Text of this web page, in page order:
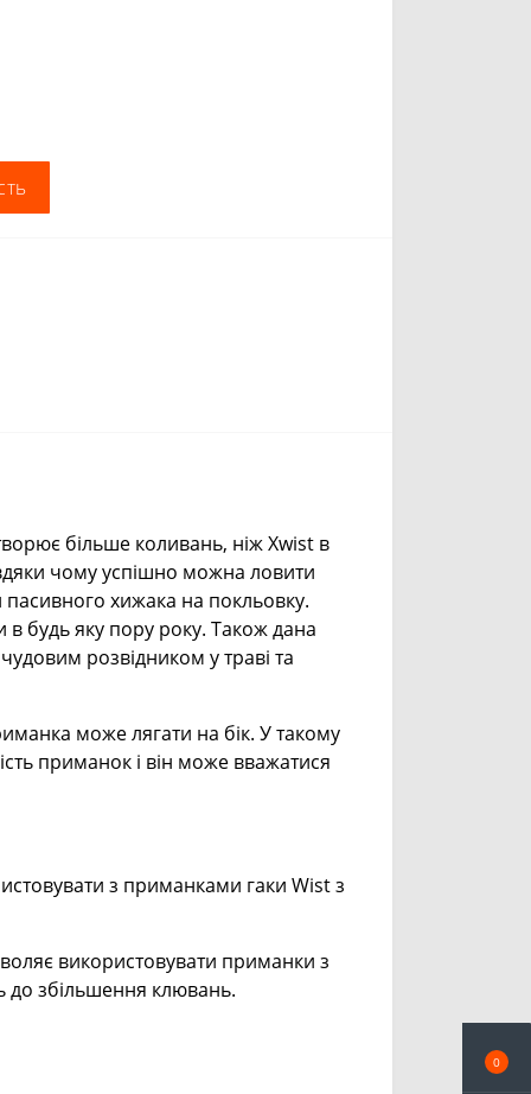
0
більше коливань, ніж Xwist в
чому успішно можна ловити
пасивного хижака на покльовку.
в будь яку пору року. Також дана
розвідником у траві та
може лягати на бік. У такому
приманок і він може вважатися
з приманками гаки Wist з
використовувати приманки з
до збільшення клювань.